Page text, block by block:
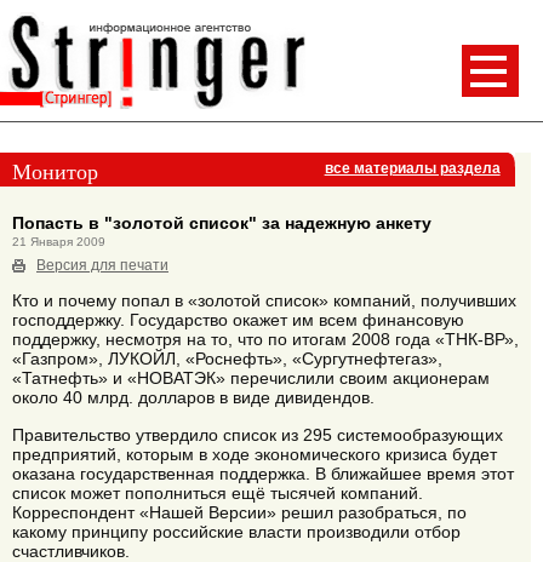
Монитор все материалы раздела
Попасть в "золотой список" за надежную анкету
21 Января 2009
Версия для печати
Кто и почему попал в «золотой список» компаний, получивших
господдержку. Государство окажет им всем финансовую
поддержку, несмотря на то, что по итогам 2008 года «ТНК-ВР»,
«Газпром», ЛУКОЙЛ, «Роснефть», «Сургутнефтегаз»,
«Татнефть» и «НОВАТЭК» перечислили своим акционерам
около 40 млрд. долларов в виде дивидендов.
Правительство утвердило список из 295 системообразующих
предприятий, которым в ходе экономического кризиса будет
оказана государственная поддержка. В ближайшее время этот
список может пополниться ещё тысячей компаний.
Корреспондент «Нашей Версии» решил разобраться, по
какому принципу российские власти производили отбор
счастливчиков.